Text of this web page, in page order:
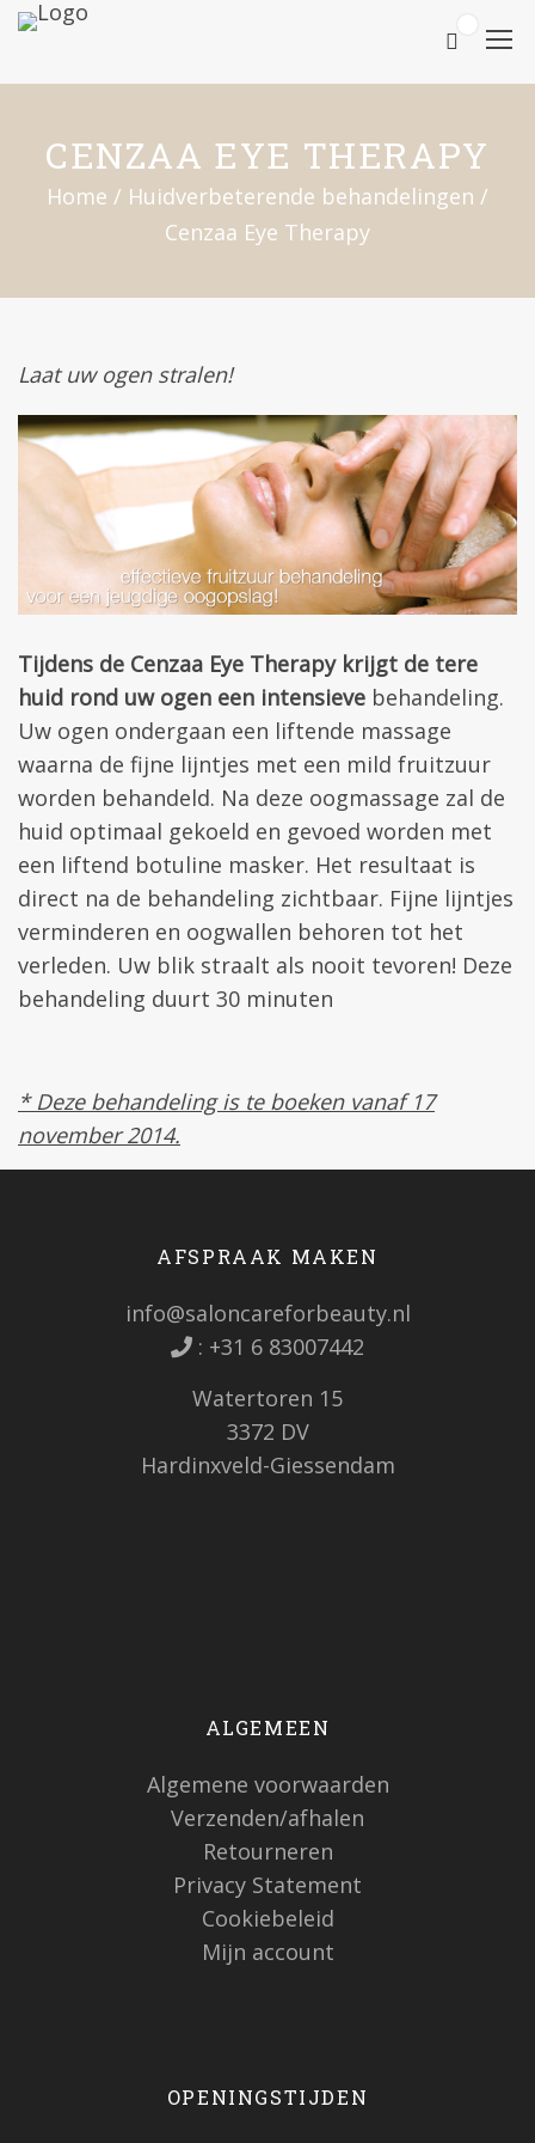
CENZAA EYE THERAPY
Home / Huidverbeterende behandelingen /
Cenzaa Eye Therapy
Laat uw ogen stralen!
Tijdens de Cenzaa Eye Therapy krijgt de tere
huid rond uw ogen een intensieve behandeling.
Uw ogen ondergaan een liftende massage
waarna de fijne lijntjes met een mild fruitzuur
worden behandeld. Na deze oogmassage zal de
huid optimaal gekoeld en gevoed worden met
een liftend botuline masker. Het resultaat is
direct na de behandeling zichtbaar. Fijne lijntjes
verminderen en oogwallen behoren tot het
verleden. Uw blik straalt als nooit tevoren! Deze
behandeling duurt 30 minuten
* Deze behandeling is te boeken vanaf 17
november 2014.
AFSPRAAK MAKEN
info@saloncareforbeauty.nl
: +31 6 83007442
Watertoren 15
3372 DV
Hardinxveld-Giessendam
ALGEMEEN
Algemene voorwaarden
Verzenden/afhalen
Retourneren
Privacy Statement
Cookiebeleid
Mijn account
OPENINGSTIJDEN